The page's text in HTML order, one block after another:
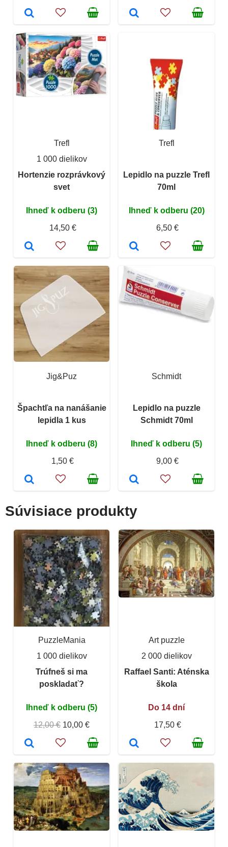
Trefl
1 000 dielikov
Hortenzie rozprávkový
svet
Ihneď k odberu (3)
14,50 €
Trefl
Lepidlo na puzzle Trefl
70ml
Ihneď k odberu (20)
6,50 €
Jig&Puz
Špachtľa na nanášanie
lepidla 1 kus
Ihneď k odberu (8)
1,50 €
Schmidt
Lepidlo na puzzle
Schmidt 70ml
Ihneď k odberu (5)
9,00 €
Súvisiace produkty
PuzzleMania
1 000 dielikov
Trúfneš si ma
poskladať?
Ihneď k odberu (5)
12,00 € 10,00 €
Art puzzle
2 000 dielikov
Raffael Santi: Aténska
škola
Do 14 dní
17,50 €